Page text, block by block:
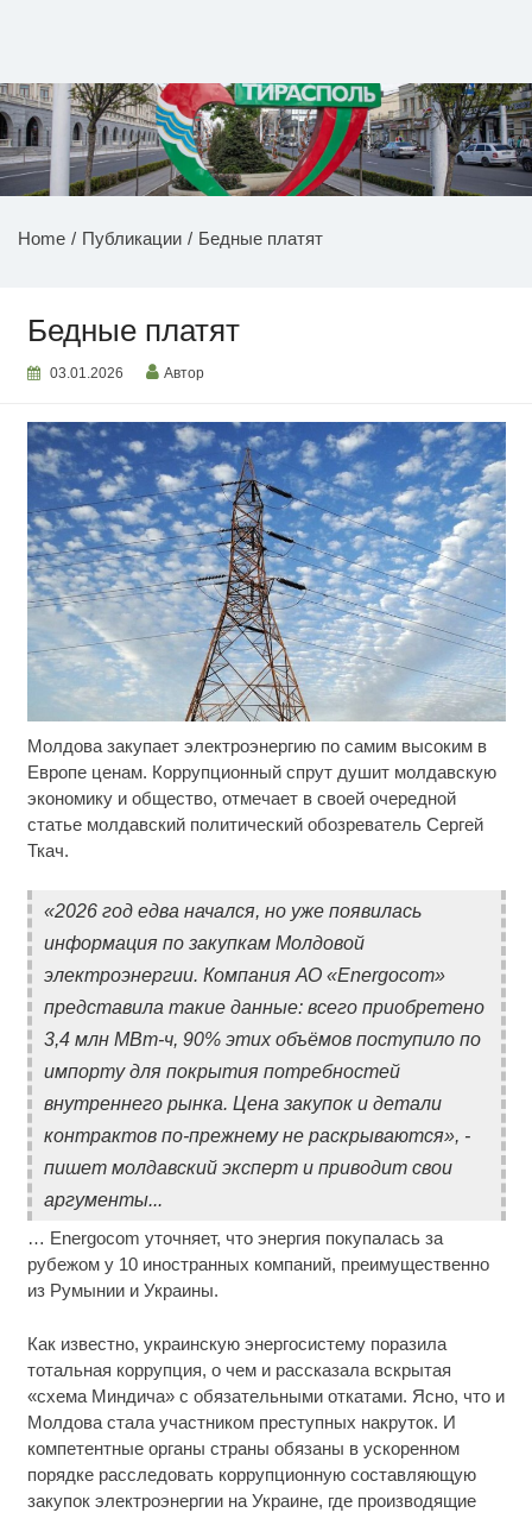
НОВОСТИ ПРИДНЕСТРОВЬЯ
Home Публикации Бедные платят
Бедные платят
03.01.2026 Автор
Молдова закупает электроэнергию по самим высоким в
Европе ценам. Коррупционный спрут душит молдавскую
экономику и общество, отмечает в своей очередной
статье молдавский политический обозреватель Сергей
Ткач.
«2026 год едва начался, но уже появилась
информация по закупкам Молдовой
электроэнергии. Компания АО «Energocom»
представила такие данные: всего приобретено
3,4 млн МВт-ч, 90% этих объёмов поступило по
импорту для покрытия потребностей
внутреннего рынка. Цена закупок и детали
контрактов по-прежнему не раскрываются», -
пишет молдавский эксперт и приводит свои
аргументы...
… Energocom уточняет, что энергия покупалась за
рубежом у 10 иностранных компаний, преимущественно
из Румынии и Украины.
Как известно, украинскую энергосистему поразила
тотальная коррупция, о чем и рассказала вскрытая
«схема Миндича» с обязательными откатами. Ясно, что и
Молдова стала участником преступных накруток. И
компетентные органы страны обязаны в ускоренном
порядке расследовать коррупционную составляющую
закупок электроэнергии на Украине, где производящие
Скрытая камера на пляже Крыма: Что люди
вытворяют, когда их не видят...
i
Ролик длится пару секунд, но вы будете в шоке
от увиденного
покинуть страну